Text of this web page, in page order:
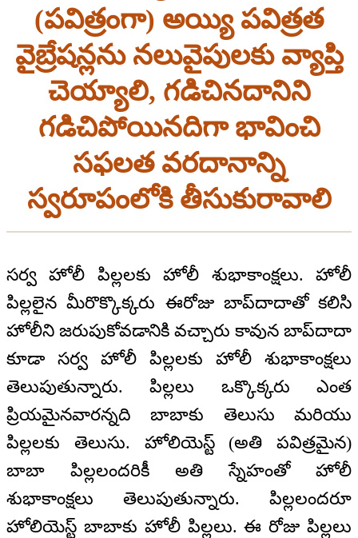
(పవిత్రంగా) అయ్యి పవిత్రత
వైబ్రేషన్లను నలువైపులకు వ్యాప్తి
చెయ్యాలి, గడిచినదానిని
గడిచిపోయినదిగా భావించి
సఫలత వరదానాన్ని
స్వరూపంలోకి తీసుకురావాలి
సర్వ హోలీ పిల్లలకు హోలీ శుభాకాంక్షలు. హోలీ
పిల్లలైన మీరొక్కొక్కరు ఈరోజు బాప్‍దాదాతో కలిసి
హోలీని జరుపుకోవడానికి వచ్చారు కావున బాప్‍దాదా
కూడా సర్వ హోలీ పిల్లలకు హోలీ శుభాకాంక్షలు
తెలుపుతున్నారు. పిల్లలు ఒక్కొక్కరు ఎంత
ప్రియమైనవారన్నది బాబాకు తెలుసు మరియు
పిల్లలకు తెలుసు. హోలియెస్ట్ (అతి పవిత్రమైన)
బాబా పిల్లలందరికీ అతి స్నేహంతో హోలీ
శుభాకాంక్షలు తెలుపుతున్నారు. పిల్లలందరూ
హోలియెస్ట్ బాబాకు హోలీ పిల్లలు. ఈ రోజు పిల్లలు